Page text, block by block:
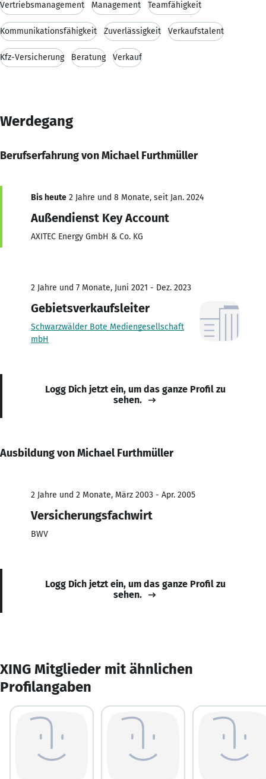
Vertriebsmanagement Management Teamfähigkeit
Kommunikationsfähigkeit Zuverlässigkeit Verkaufstalent
Kfz-Versicherung Beratung Verkauf
Werdegang
Berufserfahrung von Michael Furthmüller
Bis heute 2 Jahre und 8 Monate, seit Jan. 2024
Außendienst Key Account
AXITEC Energy GmbH & Co. KG
2 Jahre und 7 Monate, Juni 2021 - Dez. 2023
Gebietsverkaufsleiter
Schwarzwälder Bote Mediengesellschaft
mbH
Logg Dich jetzt ein, um das ganze Profil zu
sehen.
Ausbildung von Michael Furthmüller
2 Jahre und 2 Monate, März 2003 - Apr. 2005
Versicherungsfachwirt
BWV
Logg Dich jetzt ein, um das ganze Profil zu
sehen.
XING Mitglieder mit ähnlichen
Profilangaben